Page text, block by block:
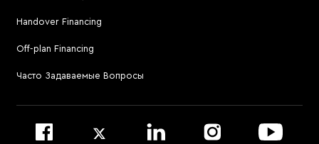
Для связи с управляющей компанией
Позвонить по номеру 800 MERAAS (800-637227)
Посетить офис управляющей компании
Handover Financing
Off-plan Financing
Часто Задаваемые Вопросы